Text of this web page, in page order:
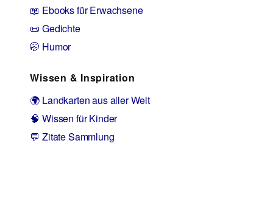
📖 Ebooks für Erwachsene
📜 Gedichte
🤭 Humor
Wissen & Inspiration
🌍 Landkarten aus aller Welt
🧠 Wissen für Kinder
💬 Zitate Sammlung